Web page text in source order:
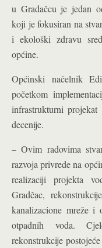
u Gradačcu je jedan
koji je fokusiran na
i ekološki zdravu
općine.
Općinski načelnik
početkom
infrastrukturni
decenije.
– Ovim radovima
razvoja privrede na
realizaciji projekta
Gradčac,
kanalizacione mreže i
otpadnih voda.
rekonstrukcije